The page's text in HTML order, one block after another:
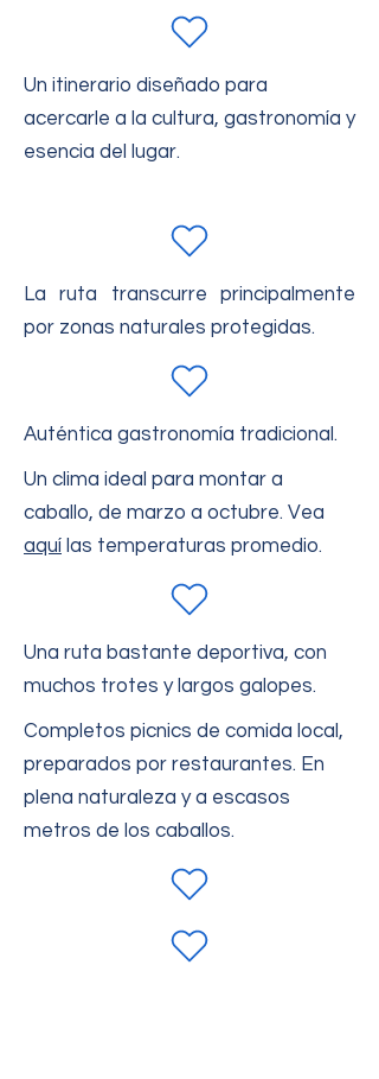
Un itinerario diseñado para
acercarle a la cultura, gastronomía y
esencia del lugar.
La ruta transcurre principalmente
por zonas naturales protegidas.
Auténtica gastronomía tradicional.
Un clima ideal para montar a
caballo, de marzo a octubre. Vea
aquí las temperaturas promedio.
Una ruta bastante deportiva, con
muchos trotes y largos galopes.
Completos picnics de comida local,
preparados por restaurantes. En
plena naturaleza y a escasos
metros de los caballos.